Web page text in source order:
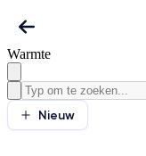
Warmte
Nieuw